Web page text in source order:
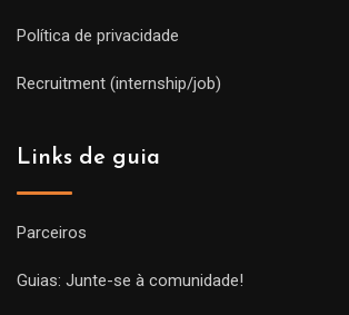
Política de privacidade
Recruitment (internship/job)
Links de guia
Parceiros
Guias: Junte-se à comunidade!